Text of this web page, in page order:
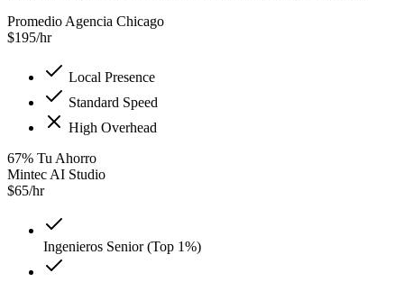
Promedio Agencia Chicago
$195/hr
Local Presence
Standard Speed
High Overhead
67% Tu Ahorro
Mintec AI Studio
$65/hr
Ingenieros Senior (Top 1%)